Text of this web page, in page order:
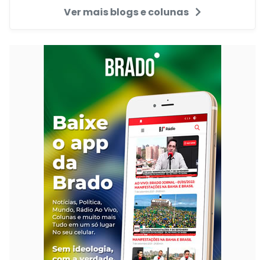
Ver mais blogs e colunas